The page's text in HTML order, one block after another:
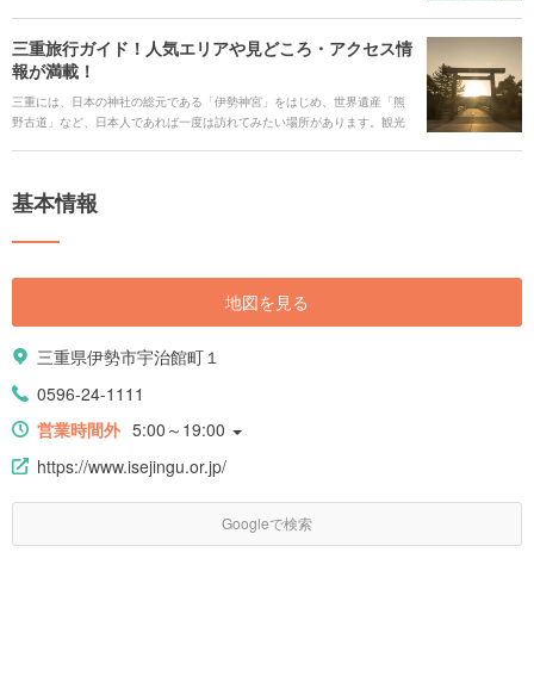
を旅行する時に役立つ、見どころや観光スポット、ご当地グルメ、アクセ
ス、宿泊施設、イベント、お得なチケットなどを一挙にご紹介します！
三重旅行ガイド！人気エリアや見どころ・アクセス情
報が満載！
三重には、日本の神社の総元である「伊勢神宮」をはじめ、世界遺産「熊
野古道」など、日本人であれば一度は訪れてみたい場所があります。観光
訪れたい人気の観光スポットや旅の見どころ、ご当地グルメ、アクセス情
基本情報
地図を見る
三重県伊勢市宇治館町１
0596-24-1111
営業時間外 5:00～19:00
https://www.isejingu.or.jp/
Googleで検索